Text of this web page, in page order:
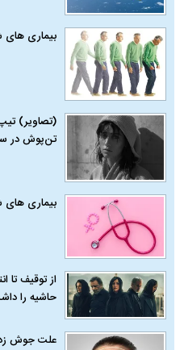
بیماری‌ های
(تصاویر)
تن‌پوش در
بیماری‌ های
از توقیف تا
حاشیه را
علت جوش